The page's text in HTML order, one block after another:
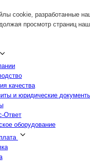
cookie, разработанные
просмотр страниц
качества
и юридические
Ответ
оборудование